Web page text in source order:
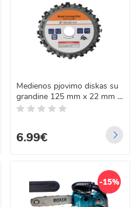
Medienos pjovimo diskas su
grandine 125 mm x 22 mm x
9T
6.99€
-15%